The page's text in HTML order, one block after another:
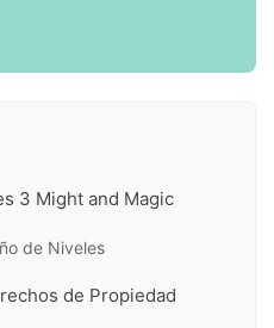
3 Might and Magic
de Niveles
de Propiedad